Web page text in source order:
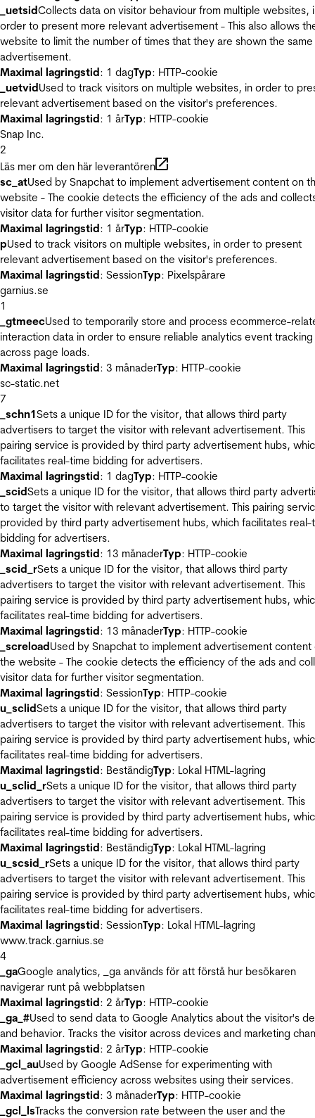
_uetsidCollects data on visitor behaviour from multiple websites,
order to present more relevant advertisement - This also allows
website to limit the number of times that they are shown the same
advertisement.
Maximal lagringstid: 1 dagTyp: HTTP-cookie
_uetvidUsed to track visitors on multiple websites, in order to
relevant advertisement based on the visitor's preferences.
Maximal lagringstid: 1 årTyp: HTTP-cookie
Snap Inc.
2
Läs mer om den här leverantören
sc_atUsed by Snapchat to implement advertisement content on
website - The cookie detects the efficiency of the ads and
visitor data for further visitor segmentation.
Maximal lagringstid: 1 årTyp: HTTP-cookie
pUsed to track visitors on multiple websites, in order to present
relevant advertisement based on the visitor's preferences.
Maximal lagringstid: SessionTyp: Pixelspårare
garnius.se
1
_gtmeecUsed to temporarily store and process ecommerce-
interaction data in order to ensure reliable analytics event tracking
across page loads.
Maximal lagringstid: 3 månaderTyp: HTTP-cookie
sc-static.net
7
_schn1Sets a unique ID for the visitor, that allows third party
advertisers to target the visitor with relevant advertisement. This
pairing service is provided by third party advertisement hubs,
facilitates real-time bidding for advertisers.
Maximal lagringstid: 1 dagTyp: HTTP-cookie
_scidSets a unique ID for the visitor, that allows third party
to target the visitor with relevant advertisement. This pairing
provided by third party advertisement hubs, which facilitates real-
bidding for advertisers.
Maximal lagringstid: 13 månaderTyp: HTTP-cookie
_scid_rSets a unique ID for the visitor, that allows third party
advertisers to target the visitor with relevant advertisement. This
pairing service is provided by third party advertisement hubs,
facilitates real-time bidding for advertisers.
Maximal lagringstid: 13 månaderTyp: HTTP-cookie
_screloadUsed by Snapchat to implement advertisement content
the website - The cookie detects the efficiency of the ads and
visitor data for further visitor segmentation.
Maximal lagringstid: SessionTyp: HTTP-cookie
u_sclidSets a unique ID for the visitor, that allows third party
advertisers to target the visitor with relevant advertisement. This
pairing service is provided by third party advertisement hubs,
facilitates real-time bidding for advertisers.
Maximal lagringstid: BeständigTyp: Lokal HTML-lagring
u_sclid_rSets a unique ID for the visitor, that allows third party
advertisers to target the visitor with relevant advertisement. This
pairing service is provided by third party advertisement hubs,
facilitates real-time bidding for advertisers.
Maximal lagringstid: BeständigTyp: Lokal HTML-lagring
u_scsid_rSets a unique ID for the visitor, that allows third party
advertisers to target the visitor with relevant advertisement. This
pairing service is provided by third party advertisement hubs,
facilitates real-time bidding for advertisers.
Maximal lagringstid: SessionTyp: Lokal HTML-lagring
www.track.garnius.se
4
_gaGoogle analytics, _ga används för att förstå hur besökaren
navigerar runt på webbplatsen
Maximal lagringstid: 2 årTyp: HTTP-cookie
_ga_#Used to send data to Google Analytics about the visitor's
and behavior. Tracks the visitor across devices and marketing
Maximal lagringstid: 2 årTyp: HTTP-cookie
_gcl_auUsed by Google AdSense for experimenting with
advertisement efficiency across websites using their services.
Maximal lagringstid: 3 månaderTyp: HTTP-cookie
_gcl_lsTracks the conversion rate between the user and the